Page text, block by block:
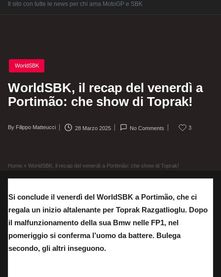
Il sito con tutte le news per chi ama MotoGP e SBK
Posted
in
WorldSBK
WorldSBK, il recap del venerdì a
Portimão: che show di Toprak!
Posted
By Filippo Matteucci 28 Marzo 2025 No Comments 3
Home » WorldSBK, il recap del venerdì a Portimão: che show di Toprak!
Si conclude il venerdì del WorldSBK a Portimão, che ci
regala un inizio altalenante per Toprak Razgatlioglu. Dopo
il malfunzionamento della sua Bmw nelle FP1, nel
pomeriggio si conferma l’uomo da battere. Bulega
secondo, gli altri inseguono.